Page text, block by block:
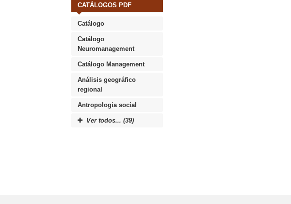
CATÁLOGOS PDF
Catálogo
Catálogo
Neuromanagement
Catálogo Management
Análisis geográfico
regional
Antropología social
Ver todos... (39)